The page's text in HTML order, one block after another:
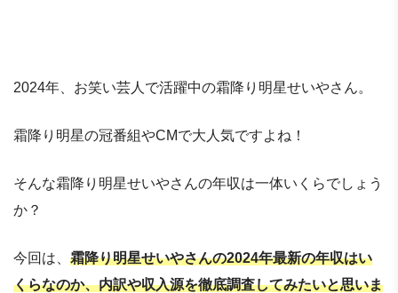
2024年、お笑い芸人で活躍中の霜降り明星せいやさん。
霜降り明星の冠番組やCMで大人気ですよね！
そんな霜降り明星せいやさんの年収は一体いくらでしょう
か？
今回は、 霜降り明星せいやさんの2024年最新の年収はい
くらなのか、内訳や収入源を徹底調査してみたいと思いま